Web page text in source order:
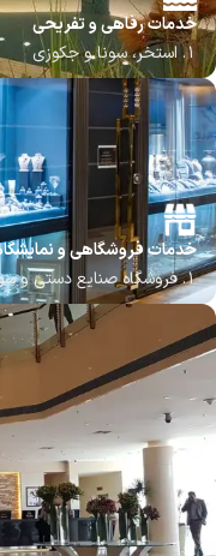
خدمات رفاهی و تفریحی
1. استخر، سونا و جکوزی
2. باشگاه ورزشی (Fitness Club)
3. ماساژ و اسپا
4. زمین تنیس یا سایر ورزش ها
5. گشت های شهری و تورهای گردشگری
خدمات فروشگاهی و
1. فروشگاه صنایع دستی و سوغات
2. نمایشگاه های هنری یا فرهنگی موقت